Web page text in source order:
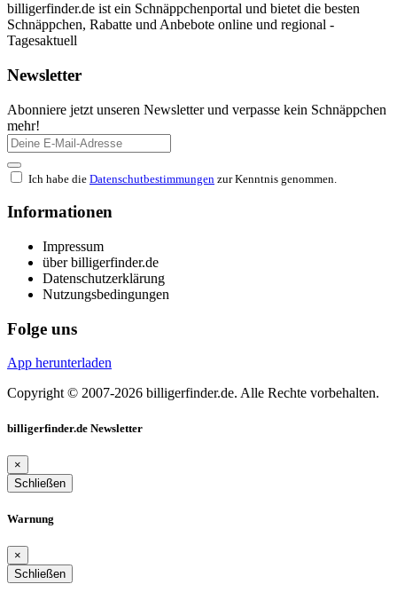
billigerfinder.de ist ein Schnäppchenportal und bietet die besten
Schnäppchen, Rabatte und Anbebote online und regional -
Tagesaktuell
Newsletter
Abonniere jetzt unseren Newsletter und verpasse kein Schnäppchen
mehr!
Ich habe die Datenschutbestimmungen zur Kenntnis genommen.
Informationen
Impressum
über billigerfinder.de
Datenschutzerklärung
Nutzungsbedingungen
Folge uns
App herunterladen
Copyright © 2007-2026 billigerfinder.de. Alle Rechte vorbehalten.
billigerfinder.de Newsletter
×
Schließen
Warnung
×
Schließen